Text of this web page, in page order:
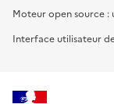
Moteur open source :
Interface utilisateur